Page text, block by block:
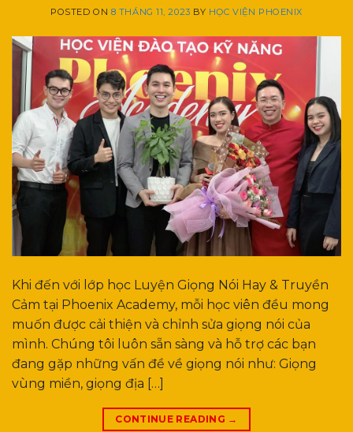
POSTED ON 8 THÁNG 11, 2023 BY HỌC VIỆN PHOENIX
Khi đến với lớp học Luyện Giọng Nói Hay & Truyền
Cảm tại Phoenix Academy, mỗi học viên đều mong
muốn được cải thiện và chỉnh sửa giọng nói của
mình. Chúng tôi luôn sẵn sàng và hỗ trợ các bạn
đang gặp những vấn đề về giọng nói như: Giọng
vùng miền, giọng địa […]
CONTINUE READING →